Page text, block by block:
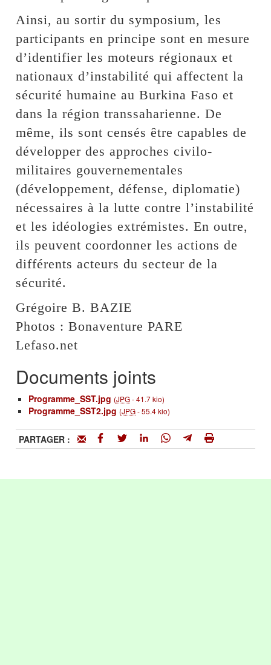
Ainsi, au sortir du symposium, les
participants en principe sont en mesure
d’identifier les moteurs régionaux et
nationaux d’instabilité qui affectent la
sécurité humaine au Burkina Faso et
dans la région transsaharienne. De
même, ils sont censés être capables de
développer des approches civilo-
militaires gouvernementales
(développement, défense, diplomatie)
nécessaires à la lutte contre l’instabilité
et les idéologies extrémistes. En outre,
ils peuvent coordonner les actions de
différents acteurs du secteur de la
sécurité.
Grégoire B. BAZIE
Photos : Bonaventure PARE
Lefaso.net
Documents joints
Programme_SST.jpg (JPG-41.7 kio)
Programme_SST2.jpg (JPG-55.4 kio)
PARTAGER :